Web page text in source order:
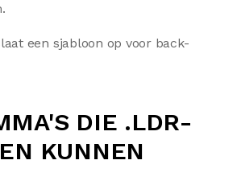
een sjabloon op voor back-
DIE .LDR-
KUNNEN